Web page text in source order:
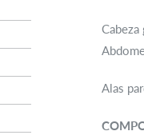
Alas